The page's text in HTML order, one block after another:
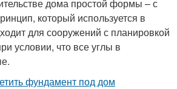
дома простой формы – с
который используется в
для сооружений с планировкой
условии, что все углы в